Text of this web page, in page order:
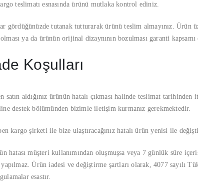
teslimatı esnasında ürünü mutlaka kontrol ediniz.
gördüğünüzde tutanak tutturarak ürünü teslim almayınız. Ürün
ya da ürünün orijinal dizaynının bozulması garanti kapsamı
Koşulları
satın aldığınız ürünün hatalı çıkması halinde teslimat
destek bölümünden bizimle iletişim kurmanız gerekmektedir.
kargo şirketi ile bize ulaştıracağınız hatalı ürün yenisi ile
hatası müşteri kullanımından oluşmuşsa veya 7 günlük süre
Ürün iadesi ve değiştirme şartları olarak, 4077 sayılı
esastır.